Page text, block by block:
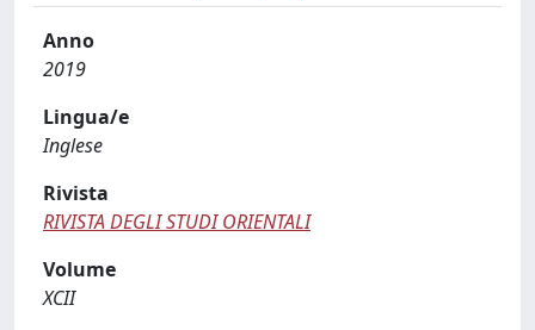
Anno
2019
Lingua/e
Inglese
Rivista
RIVISTA DEGLI STUDI ORIENTALI
Volume
XCII